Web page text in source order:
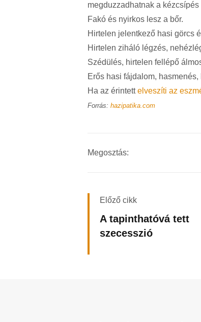
megduzzadhatnak a kézcsípés
Fakó és nyirkos lesz a bőr.
Hirtelen jelentkező hasi görcs
Hirtelen ziháló légzés,
Szédülés, hirtelen fellépő
Erős hasi fájdalom, hasmenés,
Ha az érintettelveszíti az
Forrás: hazipatika.com
Megosztás:
Előző cikk
A tapinthatóvá tett
szecesszió